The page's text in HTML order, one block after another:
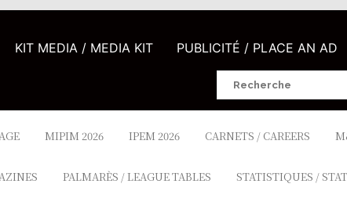
KIT MEDIA / MEDIA KIT PUBLICITÉ / PLACE AN AD
Search
MIPIM 2026 IPEM 2026 CARNETS / CAREERS
PALMARÈS / LEAGUE TABLES STATISTIQUES /